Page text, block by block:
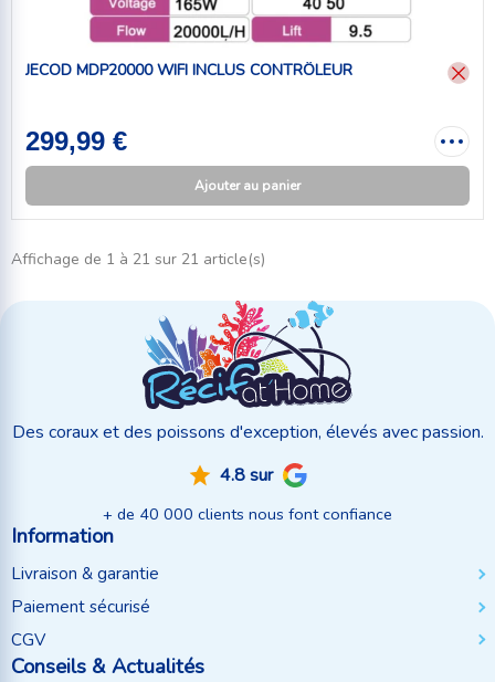
JECOD MDP20000 WIFI INCLUS CONTRÔLEUR
299,99 €
Ajouter au panier
Affichage de 1 à 21 sur 21 article(s)
Des coraux et des poissons d'exception, élevés avec passion.
4.8 sur
+ de 40 000 clients nous font confiance
Information
Livraison & garantie
Paiement sécurisé
CGV
Conseils & Actualités